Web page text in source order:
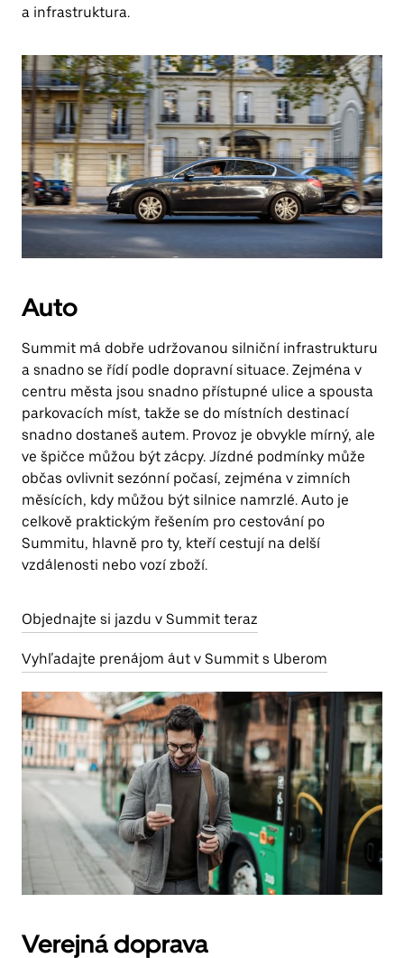
a infrastruktura.
Auto
Summit má dobře udržovanou silniční infrastrukturu
a snadno se řídí podle dopravní situace. Zejména v
centru města jsou snadno přístupné ulice a spousta
parkovacích míst, takže se do místních destinací
snadno dostaneš autem. Provoz je obvykle mírný, ale
ve špičce můžou být zácpy. Jízdné podmínky může
občas ovlivnit sezónní počasí, zejména v zimních
měsících, kdy můžou být silnice namrzlé. Auto je
celkově praktickým řešením pro cestování po
Summitu, hlavně pro ty, kteří cestují na delší
vzdálenosti nebo vozí zboží.
Objednajte si jazdu v Summit teraz
Vyhľadajte prenájom áut v Summit s Uberom
Verejná doprava